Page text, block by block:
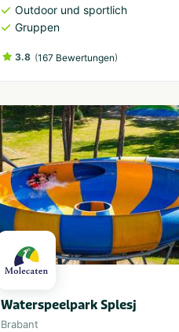
Outdoor und sportlich
Gruppen
3.8 (167 Bewertungen)
Waterspeelpark Splesj
Brabant